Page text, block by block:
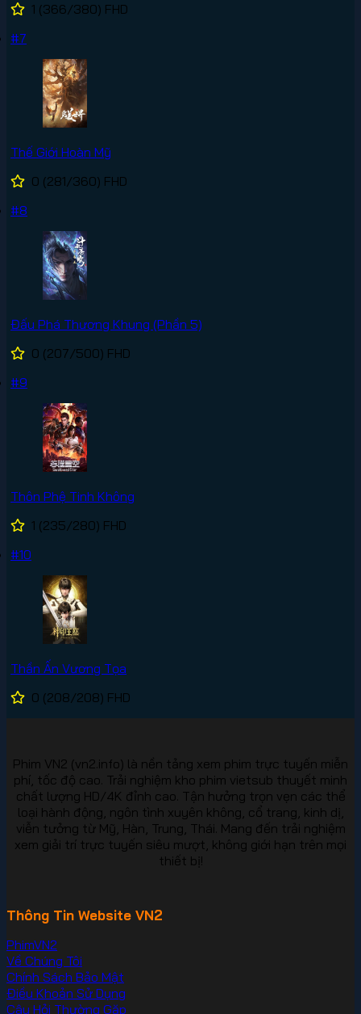
1 (366/380) FHD
#7
Thế Giới Hoàn Mỹ
0 (281/360) FHD
#8
Đấu Phá Thương Khung (Phần 5)
0 (207/500) FHD
#9
Thôn Phệ Tinh Không
1 (235/280) FHD
#10
Thần Ấn Vương Tọa
0 (208/208) FHD
Phim VN2 (vn2.info) là nền tảng xem phim trực tuyến miễn
phí, tốc độ cao. Trải nghiệm kho phim vietsub thuyết minh
chất lượng HD/4K đỉnh cao. Tận hưởng trọn vẹn các thể
loại hành động, ngôn tình xuyên không, cổ trang, kinh dị,
viễn tưởng từ Mỹ, Hàn, Trung, Thái. Mang đến trải nghiệm
xem giải trí trực tuyến siêu mượt, không giới hạn trên mọi
thiết bị!
Thông Tin Website VN2
PhimVN2
Về Chúng Tôi
Chính Sách Bảo Mật
Điều Khoản Sử Dụng
Câu Hỏi Thường Gặp